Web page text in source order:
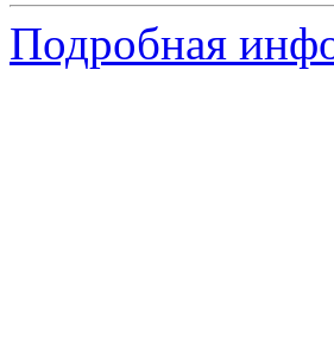
Подробная